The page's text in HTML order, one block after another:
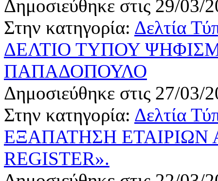
Δημοσιεύθηκε στις 29/03/
Στην κατηγορία: Δελτία
ΔΕΛΤΙΟ ΤΥΠΟΥ
ΠΑΠΑΔΟΠΟΥΛΟ
Δημοσιεύθηκε στις 27/03/
Στην κατηγορία: Δελτία
ΕΞΑΠΑΤΗΣΗ ΕΤΑΙΡΙΩΝ
REGISTER».